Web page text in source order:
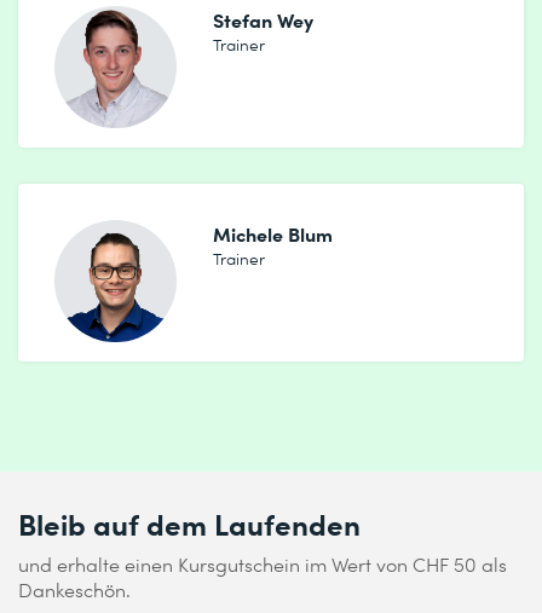
Stefan Wey
Trainer
Michele Blum
Trainer
Bleib auf dem Laufenden
und erhalte einen Kursgutschein im Wert von CHF 50 als
Dankeschön.